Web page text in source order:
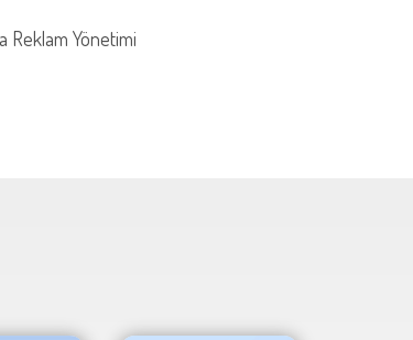
Reklam Yönetimi